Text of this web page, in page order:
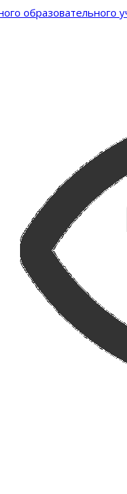
образовательного